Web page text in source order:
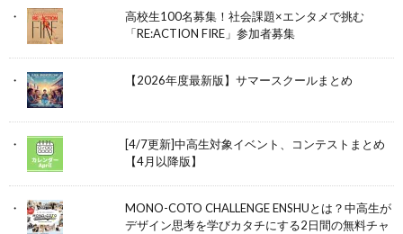
高校生100名募集！社会課題×エンタメで挑む
「RE:ACTION FIRE」参加者募集
【2026年度最新版】サマースクールまとめ
[4/7更新]中高生対象イベント、コンテストまとめ
【4月以降版】
MONO-COTO CHALLENGE ENSHUとは？中高生が
デザイン思考を学びカタチにする2日間の無料チャ